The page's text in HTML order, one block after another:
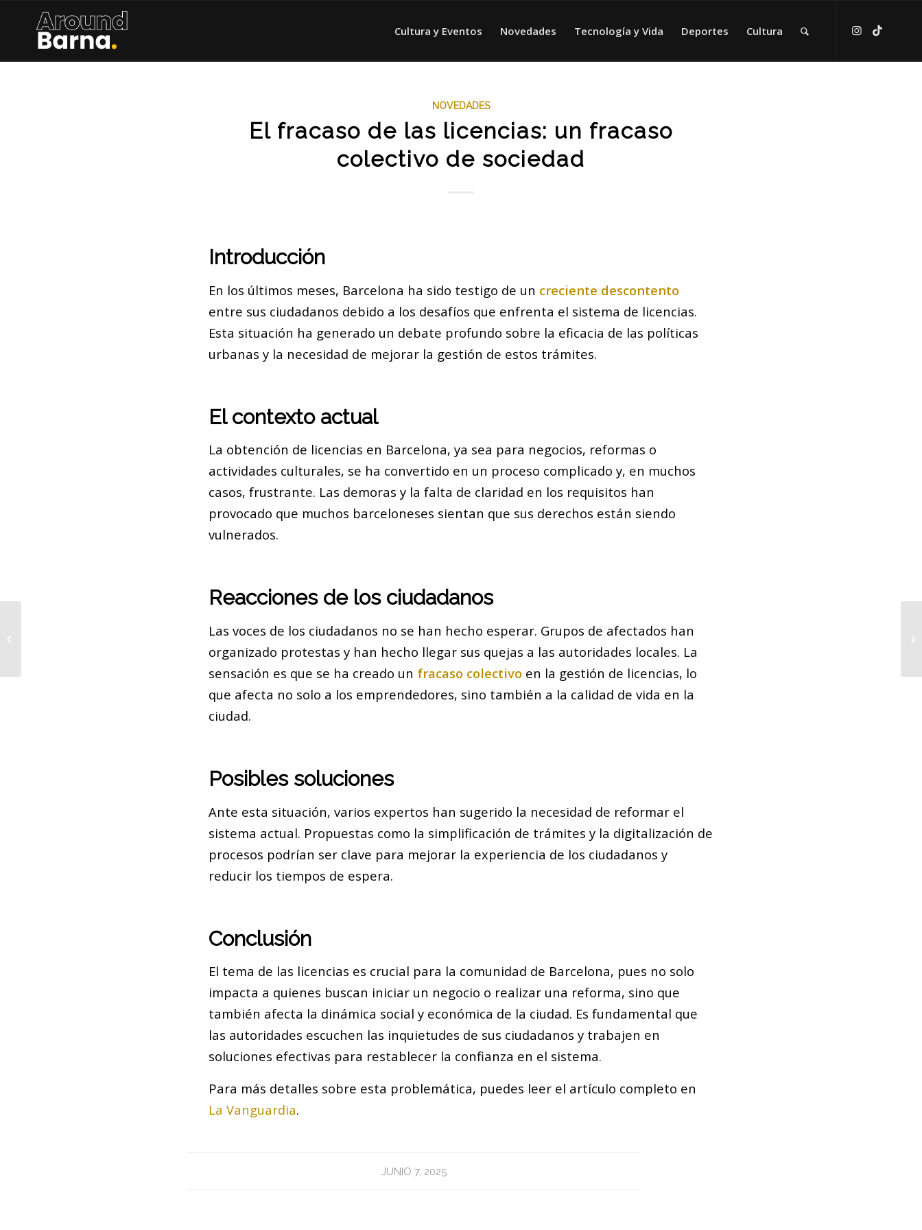
Cultura y Eventos Novedades Tecnología y Vida Deportes Cultura
NOVEDADES
El fracaso de las licencias: un fracaso
colectivo de sociedad
Introducción
En los últimos meses, Barcelona ha sido testigo de un creciente descontento
entre sus ciudadanos debido a los desafíos que enfrenta el sistema de licencias.
Esta situación ha generado un debate profundo sobre la eficacia de las políticas
urbanas y la necesidad de mejorar la gestión de estos trámites.
El contexto actual
La obtención de licencias en Barcelona, ya sea para negocios, reformas o
actividades culturales, se ha convertido en un proceso complicado y, en muchos
casos, frustrante. Las demoras y la falta de claridad en los requisitos han
provocado que muchos barceloneses sientan que sus derechos están siendo
vulnerados.
Reacciones de los ciudadanos
Las voces de los ciudadanos no se han hecho esperar. Grupos de afectados han
organizado protestas y han hecho llegar sus quejas a las autoridades locales. La
sensación es que se ha creado un fracaso colectivo en la gestión de licencias, lo
que afecta no solo a los emprendedores, sino también a la calidad de vida en la
ciudad.
Posibles soluciones
Ante esta situación, varios expertos han sugerido la necesidad de reformar el
sistema actual. Propuestas como la simplificación de trámites y la digitalización de
procesos podrían ser clave para mejorar la experiencia de los ciudadanos y
reducir los tiempos de espera.
Conclusión
El tema de las licencias es crucial para la comunidad de Barcelona, pues no solo
impacta a quienes buscan iniciar un negocio o realizar una reforma, sino que
también afecta la dinámica social y económica de la ciudad. Es fundamental que
las autoridades escuchen las inquietudes de sus ciudadanos y trabajen en
soluciones efectivas para restablecer la confianza en el sistema.
Para más detalles sobre esta problemática, puedes leer el artículo completo en
La Vanguardia.
JUNIO 7, 2025